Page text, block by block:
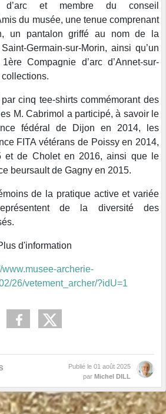
d’arc et membre du conseil
du musée, une tenue comprenant
un pantalon griffé au nom de la
Germain-sur-Morin, ainsi qu’un
Compagnie d’arc d’Annet-sur-
cinq tee-shirts commémorant des
M. Cabrimol a participé, à savoir le
fédéral de Dijon en 2014, les
FITA vétérans de Poissy en 2014,
et de Cholet en 2016, ainsi que le
beursault de Gagny en 2015.
de la pratique active et variée
de la diversité des
d'information
www.musee-archerie-
26/vetement_archer/?idU=1
Publié le 01 août 2025
par Michel DILL